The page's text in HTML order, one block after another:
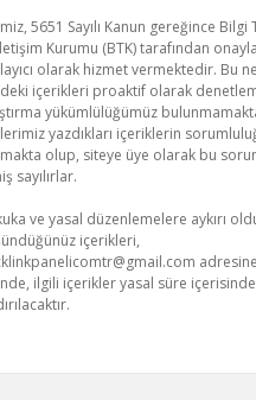
5651 Sayılı Kanun gereğince
Kurumu (BTK) tarafından
olarak hizmet vermektedir. Bu
içerikleri proaktif olarak
yükümlülüğümüz
yazdıkları içeriklerin
olup, siteye üye olarak bu
sayılırlar.
ve yasal düzenlemelere aykırı
içerikleri,
ilgili içerikler yasal süre